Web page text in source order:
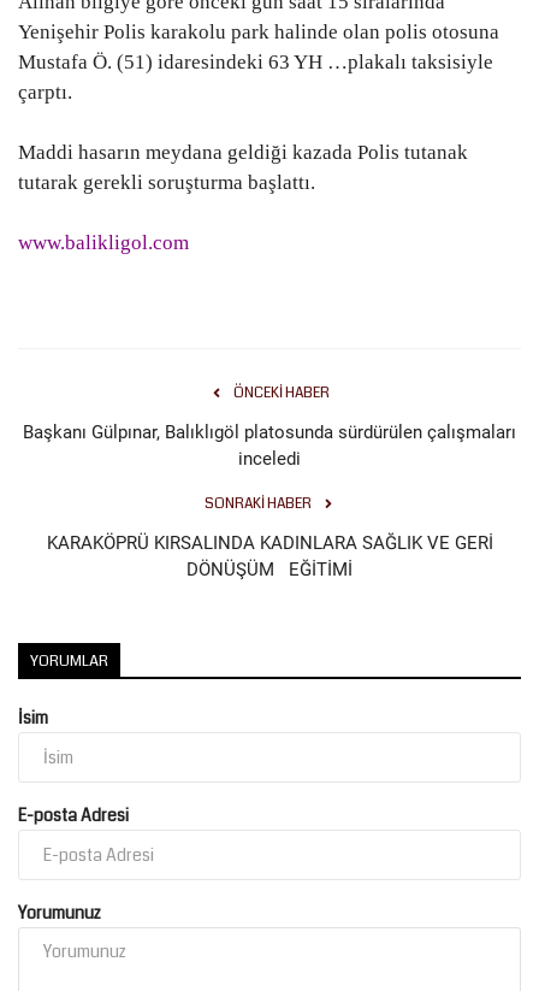
Gündem
Tekno Bilim
Ekonomi
Sağlık
Yenişehir Polis karakolu park halinde olan polis otosuna
Mustafa Ö. (51) idaresindeki 63 YH …plakalı taksisiyle
çarptı.
Maddi hasarın meydana geldiği kazada Polis tutanak
tutarak gerekli soruşturma başlattı.
www.balikligol.com
ÖNCEKI HABER
Başkanı Gülpınar, Balıklıgöl platosunda sürdürülen çalışmaları
inceledi
SONRAKI HABER
KARAKÖPRÜ KIRSALINDA KADINLARA SAĞLIK VE GERİ
DÖNÜŞÜM EĞİTİMİ
YORUMLAR
İsim
E-posta Adresi
Yorumunuz